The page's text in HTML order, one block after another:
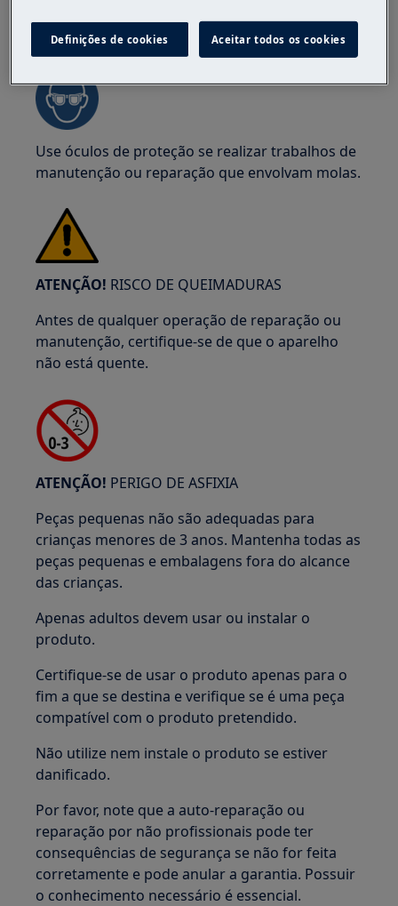
AVISO! RISCO DE LESÃO OCULAR
Use óculos de proteção se realizar trabalhos de
manutenção ou reparação que envolvam molas.
ATENÇÃO! RISCO DE QUEIMADURAS
Antes de qualquer operação de reparação ou
manutenção, certifique-se de que o aparelho
não está quente.
ATENÇÃO! PERIGO DE ASFIXIA
Peças pequenas não são adequadas para
crianças menores de 3 anos. Mantenha todas as
peças pequenas e embalagens fora do alcance
das crianças.
Apenas adultos devem usar ou instalar o
produto.
Certifique-se de usar o produto apenas para o
fim a que se destina e verifique se é uma peça
compatível com o produto pretendido.
Não utilize nem instale o produto se estiver
danificado.
Por favor, note que a auto-reparação ou
reparação por não profissionais pode ter
consequências de segurança se não for feita
corretamente e pode anular a garantia. Possuir
o conhecimento necessário é essencial.
Definições de cookies Aceitar todos os cookies